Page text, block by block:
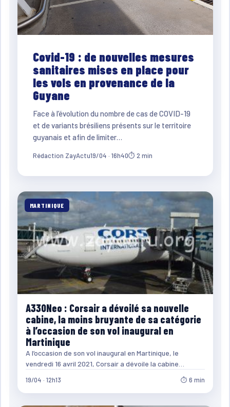
Covid-19 : de nouvelles mesures
sanitaires mises en place pour
les vols en provenance de la
Guyane
Face à l’évolution du nombre de cas de COVID-19
et de variants brésiliens présents sur le territoire
guyanais et afin de limiter…
Rédaction ZayActu19/04 · 16h40⏱ 2 min
MARTINIQUE
A330Neo : Corsair a dévoilé sa nouvelle
cabine, la moins bruyante de sa catégorie
à l’occasion de son vol inaugural en
Martinique
A l’occasion de son vol inaugural en Martinique, le
vendredi 16 avril 2021, Corsair a dévoile la cabine…
19/04 · 12h13 ⏱ 6 min